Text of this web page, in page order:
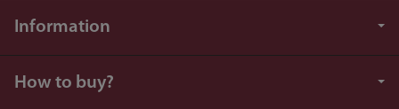
Information
How to buy?